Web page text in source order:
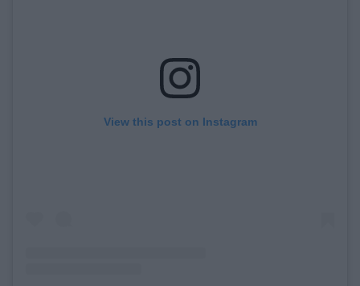
View this post on Instagram